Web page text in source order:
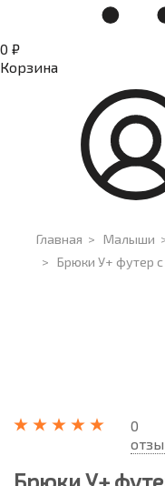
0 ₽
Корзина
Главная > Малыши
> Брюки У+ футер
0